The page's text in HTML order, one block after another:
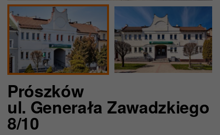
Prószków
ul. Generała Zawadzkiego
8/10